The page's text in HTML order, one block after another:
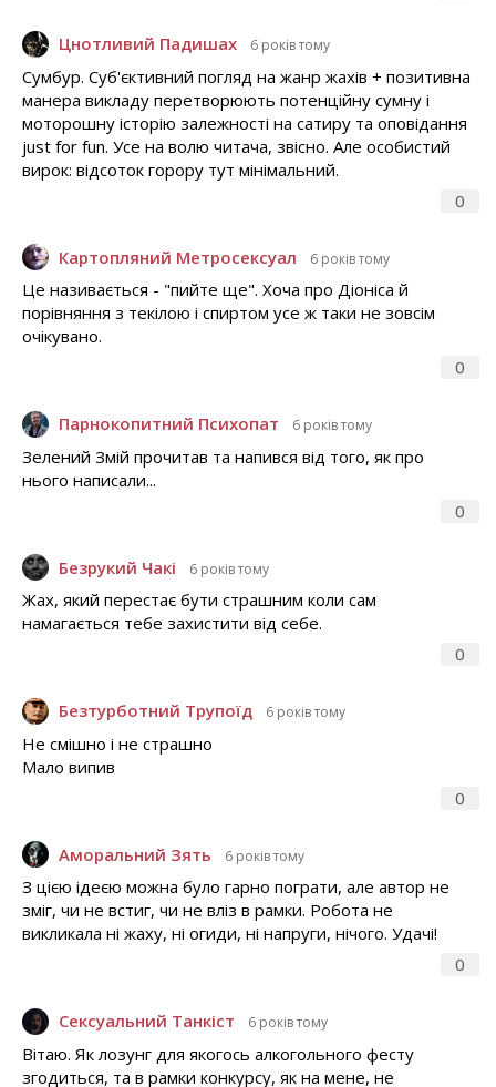
Цнотливий Падишах 6 років тому
0
Сумбур. Суб'єктивний погляд на жанр жахів + позитивна
манера викладу перетворюють потенційну сумну і
моторошну історію залежності на сатиру та оповідання
just for fun. Усе на волю читача, звісно. Але особистий
вирок: відсоток горору тут мінімальний.
Картопляний Метросексуал 6 років тому
0
Це називається - "пийте ще". Хоча про Діоніса й
порівняння з текілою і спиртом усе ж таки не зовсім
очікувано.
Парнокопитний Психопат 6 років тому
0
Зелений Змій прочитав та напився від того, як про
нього написали...
Безрукий Чакі 6 років тому
0
Жах, який перестає бути страшним коли сам
намагається тебе захистити від себе.
Безтурботний Трупоїд 6 років тому
0
Не смішно і не страшно
Мало випив
Аморальний Зять 6 років тому
0
З цією ідеєю можна було гарно пограти, але автор не
зміг, чи не встиг, чи не вліз в рамки. Робота не
викликала ні жаху, ні огиди, ні напруги, нічого. Удачі!
Сексуальний Танкіст 6 років тому
Вітаю. Як лозунг для якогось алкогольного фесту
згодиться, та в рамки конкурсу, як на мене, не